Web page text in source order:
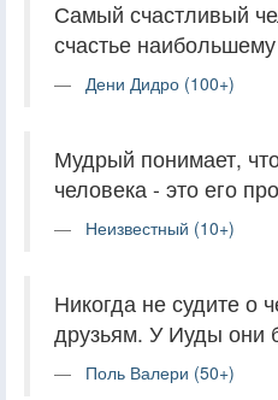
Самый счастливый
счастье
Дени Дидро (100+)
Мудрый понимает,
человека - это его
Неизвестный (10+)
Никогда не судите о
друзьям. У Иуды они
Поль Валери (50+)